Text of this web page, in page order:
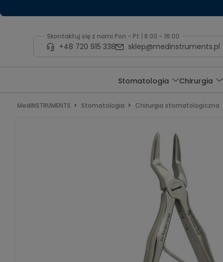
Skontaktuj się z nami Pon - Pt | 8:00 - 16:00
+48 720 915 338 sklep@medinstruments.pl
Stomatologia Chirurgia
MedINSTRUMENTS Stomatologia Chirurgia stomatologiczna